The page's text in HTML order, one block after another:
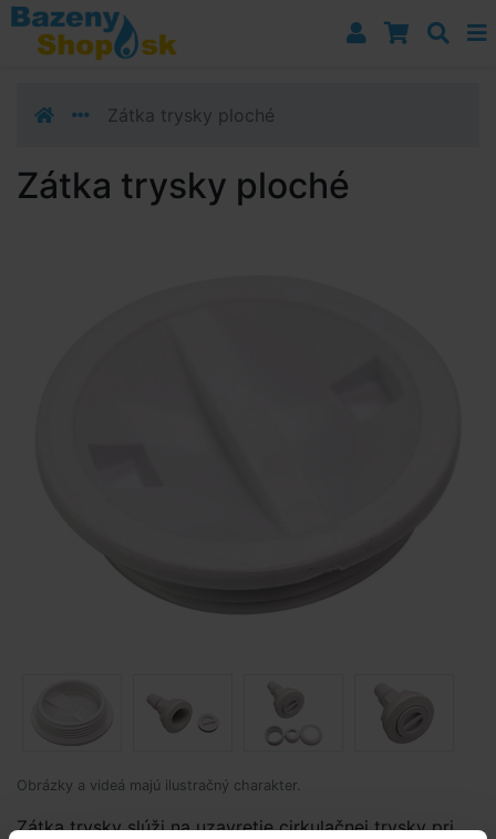
Prejsť k navigácii
Prejsť na obsah
Prejsť k bočnému stĺpci
Zátka trysky ploché
Zátka trysky ploché
Obrázky a videá majú ilustračný charakter.
Zátka trysky slúži na uzavretie cirkulačnej trysky pri